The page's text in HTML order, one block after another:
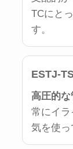
TCにと
す。
ESTJ-
高圧的な
常にイラ
気を使っ